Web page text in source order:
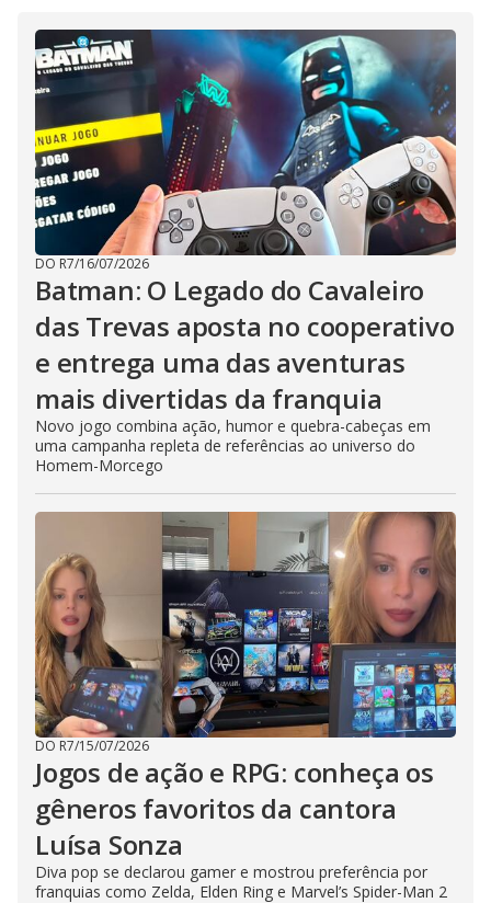
DO R7/16/07/2026
Batman: O Legado do Cavaleiro
das Trevas aposta no cooperativo
e entrega uma das aventuras
mais divertidas da franquia
Novo jogo combina ação, humor e quebra-cabeças em
uma campanha repleta de referências ao universo do
Homem-Morcego
DO R7/15/07/2026
Jogos de ação e RPG: conheça os
gêneros favoritos da cantora
Luísa Sonza
Diva pop se declarou gamer e mostrou preferência por
franquias como Zelda, Elden Ring e Marvel’s Spider-Man 2